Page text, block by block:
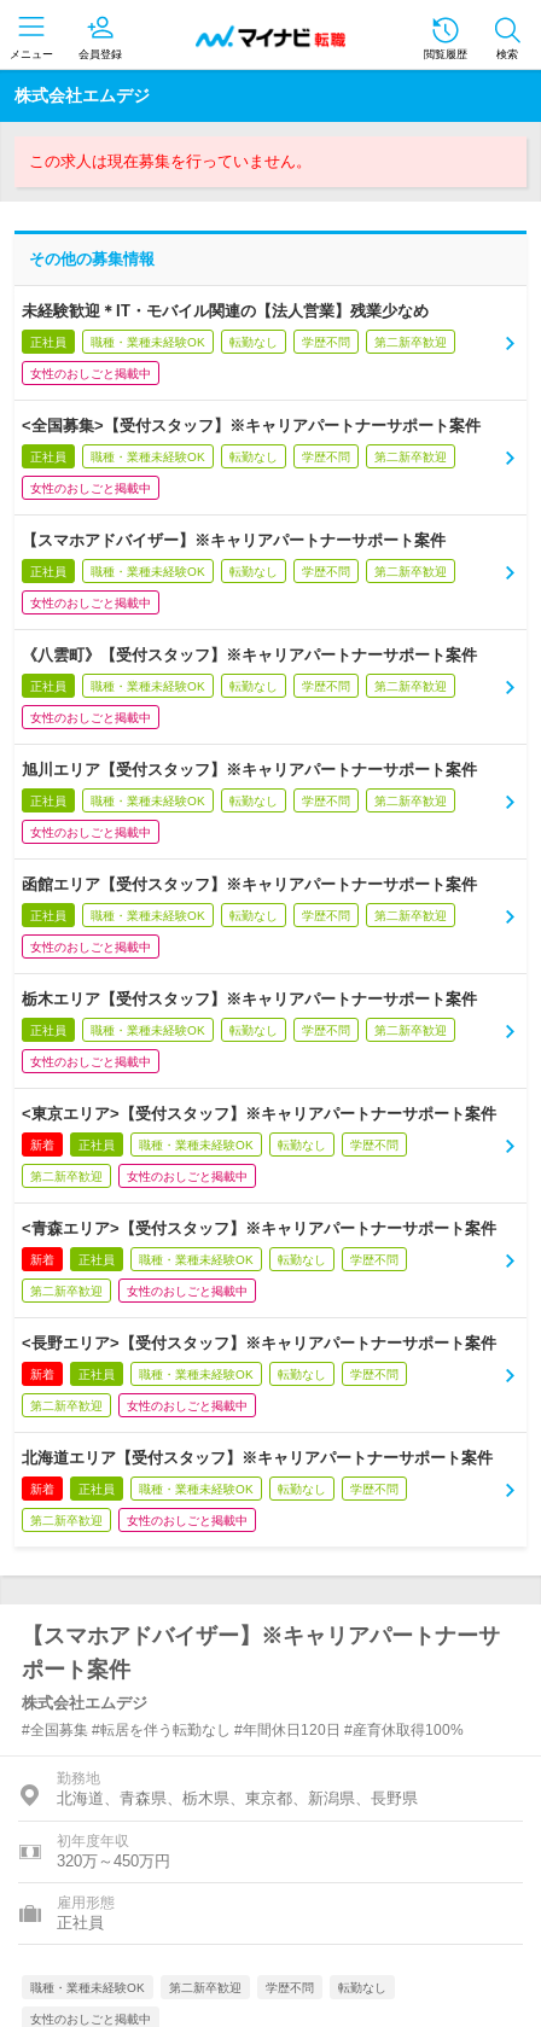
メニュー 会員登録 閲覧履歴 検索
株式会社エムデジ
この求人は現在募集を行っていません。
その他の募集情報
未経験歓迎＊IT・モバイル関連の【法人営業】残業少なめ
正社員 職種・業種未経験OK 転勤なし 学歴不問 第二新卒歓迎
女性のおしごと掲載中
<全国募集>【受付スタッフ】※キャリアパートナーサポート案件
正社員 職種・業種未経験OK 転勤なし 学歴不問 第二新卒歓迎
女性のおしごと掲載中
【スマホアドバイザー】※キャリアパートナーサポート案件
正社員 職種・業種未経験OK 転勤なし 学歴不問 第二新卒歓迎
女性のおしごと掲載中
《八雲町》【受付スタッフ】※キャリアパートナーサポート案件
正社員 職種・業種未経験OK 転勤なし 学歴不問 第二新卒歓迎
女性のおしごと掲載中
旭川エリア【受付スタッフ】※キャリアパートナーサポート案件
正社員 職種・業種未経験OK 転勤なし 学歴不問 第二新卒歓迎
女性のおしごと掲載中
函館エリア【受付スタッフ】※キャリアパートナーサポート案件
正社員 職種・業種未経験OK 転勤なし 学歴不問 第二新卒歓迎
女性のおしごと掲載中
栃木エリア【受付スタッフ】※キャリアパートナーサポート案件
正社員 職種・業種未経験OK 転勤なし 学歴不問 第二新卒歓迎
女性のおしごと掲載中
<東京エリア>【受付スタッフ】※キャリアパートナーサポート案件
新着 正社員 職種・業種未経験OK 転勤なし 学歴不問
第二新卒歓迎 女性のおしごと掲載中
<青森エリア>【受付スタッフ】※キャリアパートナーサポート案件
新着 正社員 職種・業種未経験OK 転勤なし 学歴不問
第二新卒歓迎 女性のおしごと掲載中
<長野エリア>【受付スタッフ】※キャリアパートナーサポート案件
新着 正社員 職種・業種未経験OK 転勤なし 学歴不問
第二新卒歓迎 女性のおしごと掲載中
北海道エリア【受付スタッフ】※キャリアパートナーサポート案件
新着 正社員 職種・業種未経験OK 転勤なし 学歴不問
第二新卒歓迎 女性のおしごと掲載中
【スマホアドバイザー】※キャリアパートナーサ
ポート案件
株式会社エムデジ
#全国募集 #転居を伴う転勤なし #年間休日120日 #産育休取得100%
勤務地
北海道、青森県、栃木県、東京都、新潟県、長野県
初年度年収
320万～450万円
雇用形態
正社員
職種・業種未経験OK 第二新卒歓迎 学歴不問 転勤なし
女性のおしごと掲載中